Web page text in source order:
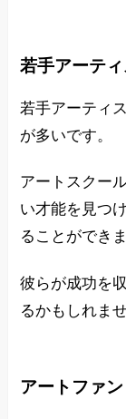
若手アーテ
若手アーティ
が多いです。
アートスクー
い才能を見つ
ることができま
彼らが成功を
るかもしれませ
アートファン